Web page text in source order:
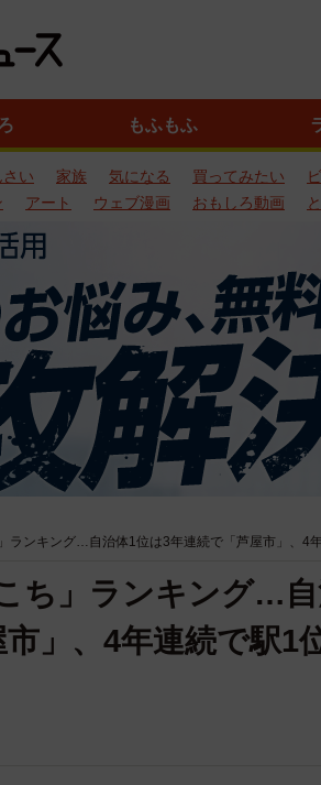
もふもふ
さい 家族 気になる 買ってみたい
アート ウェブ漫画 おもしろ動画
ランキング…自治体1位は3年連続で「芦屋市」、4
ち」ランキング…
」、4年連続で駅1